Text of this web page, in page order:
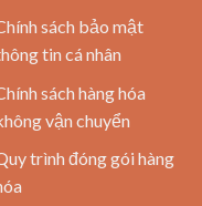
sách bảo mật
tin cá nhân
sách hàng hóa
vận chuyển
trình đóng gói hàng